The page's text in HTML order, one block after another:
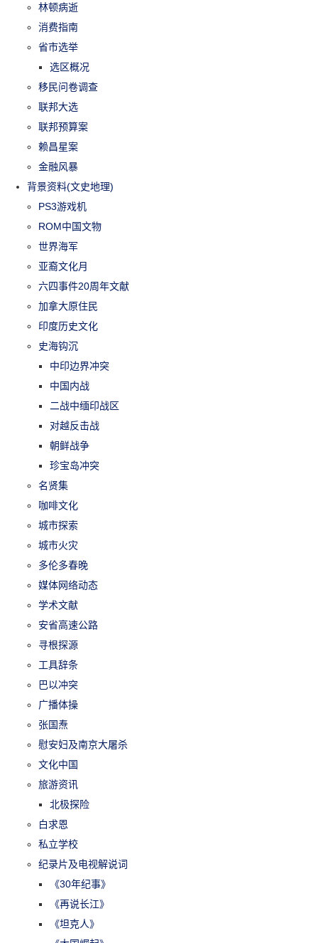
林顿病逝
消费指南
省市选举
选区概况
移民问卷调查
联邦大选
联邦预算案
赖昌星案
金融风暴
背景资料(文史地理)
PS3游戏机
ROM中国文物
世界海军
亚裔文化月
六四事件20周年文献
加拿大原住民
印度历史文化
史海钩沉
中印边界冲突
中国内战
二战中缅印战区
对越反击战
朝鲜战争
珍宝岛冲突
名贤集
咖啡文化
城市探索
城市火灾
多伦多春晚
媒体网络动态
学术文献
安省高速公路
寻根探源
工具辞条
巴以冲突
广播体操
张国焘
慰安妇及南京大屠杀
文化中国
旅游资讯
北极探险
白求恩
私立学校
纪录片及电视解说词
《30年纪事》
《再说长江》
《坦克人》